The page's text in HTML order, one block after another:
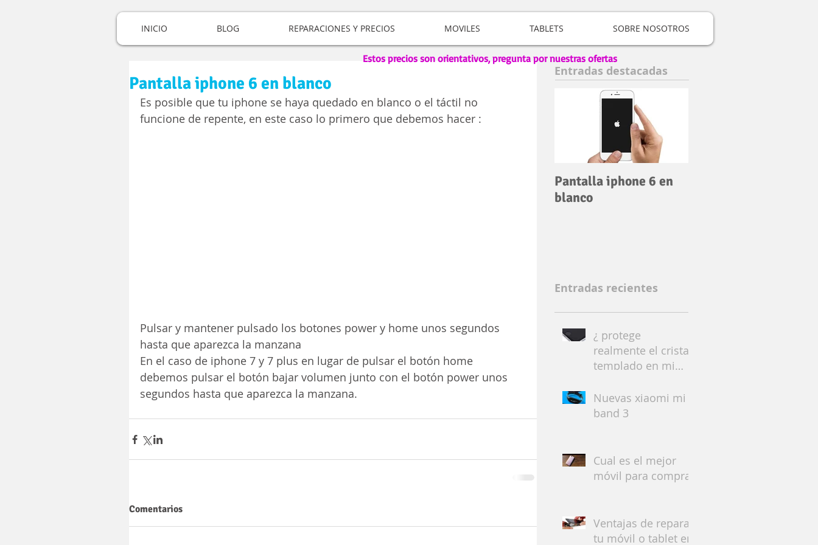
INICIO BLOG REPARACIONES Y PRECIOS MOVILES TABLETS SOBRE NOSOTROS
Pantalla iphone 6 en blanco
Es posible que tu iphone se haya quedado en blanco o el táctil no
funcione de repente, en este caso lo primero que debemos hacer :
Pulsar y mantener pulsado los botones power y home unos segundos
hasta que aparezca la manzana
En el caso de iphone 7 y 7 plus en lugar de pulsar el botón home
debemos pulsar el botón bajar volumen junto con el botón power unos
segundos hasta que aparezca la manzana.
Comentarios
Entradas destacadas
Pantalla iphone 6 en
blanco
Entradas recientes
¿ protege
realmente el cristal
templado en mi
Nuevas xiaomi mi
band 3
Cual es el mejor
móvil para comprar
Ventajas de reparar
tu móvil o tablet en
Estos precios son orientativos, pregunta por nuestras ofertas